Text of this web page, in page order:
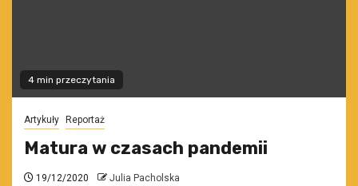
4 min przeczytania
Artykuły Reportaż
Matura w czasach pandemii
19/12/2020 Julia Pacholska